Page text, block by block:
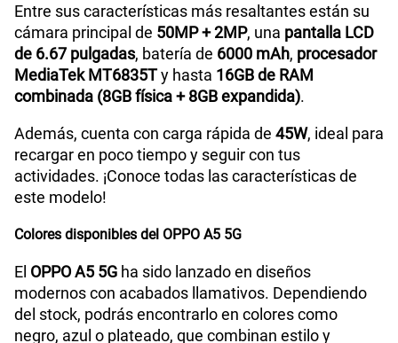
Ver menos planes
Peso 194g
Bluetooth
Cámara de fotos Frontal 8MP
Radio FM
Tipo de Batería 6000 mAh
Entre sus características más resaltantes están su
cámara principal de 50MP + 2MP, una pantalla LCD
de 6.67 pulgadas, batería de 6000 mAh, procesador
MediaTek MT6835Ty hasta 16GB de RAM
combinada (8GB física + 8GB expandida).
Además, cuenta con carga rápida de 45W, ideal para
recargar en poco tiempo y seguir con tus
actividades. ¡Conoce todas las características de
este modelo!
Colores disponibles del OPPO A5 5G
El OPPO A5 5G ha sido lanzado en diseños
modernos con acabados llamativos. Dependiendo
del stock, podrás encontrarlo en colores como
negro, azul o plateado, que combinan estilo y